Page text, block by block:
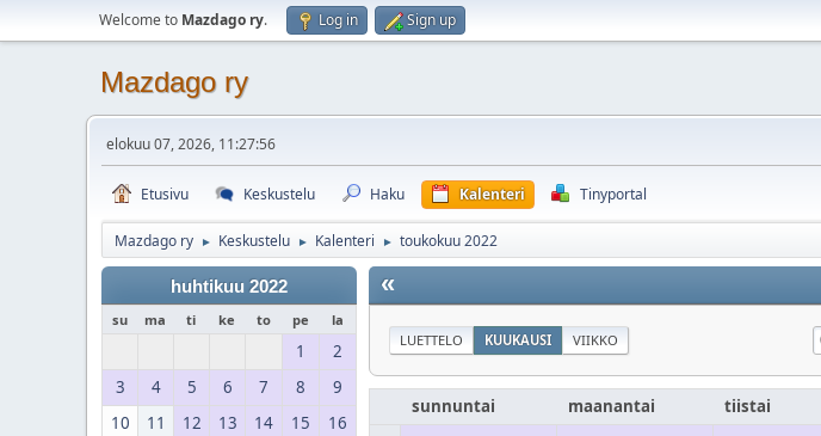
Welcome to Mazdago ry. Log in Sign up
Mazdago ry
elokuu 07, 2026, 11:27:56
Etusivu Keskustelu Haku Kalenteri Tinyportal
Mazdago ry ► Keskustelu ► Kalenteri ► toukokuu 2022
huhtikuu 2022
su ma ti ke to pe la
1
2
3
4 5 6 7 8
9
10
11 12 13 14 15
16
«
LUETTELO KUUKAUSI VIIKKO
sunnuntai maanantai tiistai